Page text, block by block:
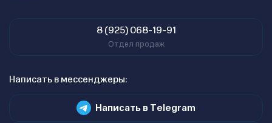
8 (925) 068-19-91
Отдел продаж
Написать в мессенджеры:
Написать в Telegram